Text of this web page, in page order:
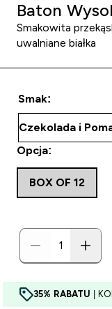
Baton
Smakowita
uwalniane białka
Smak:
Opcja:
BOX OF 12
35% RABATU |